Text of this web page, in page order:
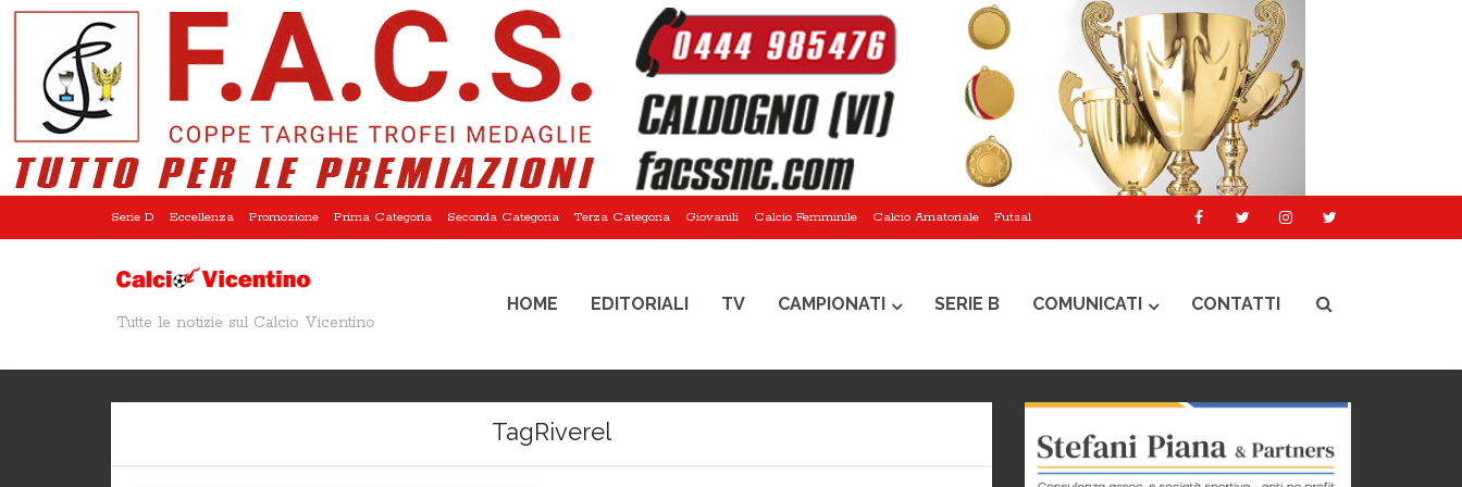
Serie D Eccellenza Promozione Prima Categoria Seconda Categoria Terza Categoria Giovanili Calcio Femminile Calcio Amatoriale Futsal
Tutte le notizie sul Calcio Vicentino
HOME EDITORIALI TV CAMPIONATI SERIE B COMUNICATI CONTATTI
TagRiverel